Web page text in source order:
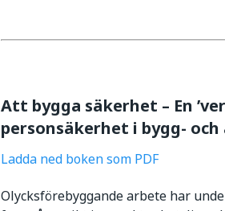
Att bygga säkerhet – En
personsäkerhet i bygg-
Ladda ned boken som PDF
Olycksförebyggande arbete har